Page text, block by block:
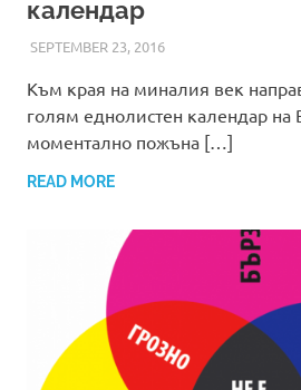
календар
SEPTEMBER 23, 2016ADMIN
Към края на миналия век
голям еднолистен календар на
моментално пожъна […]
READ MORE